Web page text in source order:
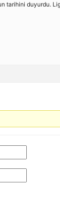
tarihini duyurdu.